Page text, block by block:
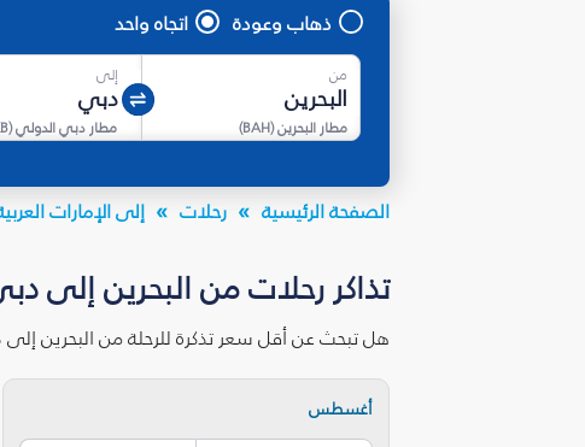
ذهاب وعودة اتجاه واحد
من
مطار البحرين(
BAH
)
إلى
مطار دبي الدولي(
الصفحة الرئيسية رحلات إلى الإمارات
تذاكر رحلات من البحرين إلى
هل تبحث عن أقل سعر تذكرة للرحلة من البحرين
أغسطس